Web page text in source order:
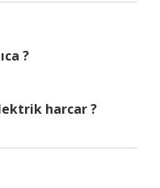
?
harcar ?